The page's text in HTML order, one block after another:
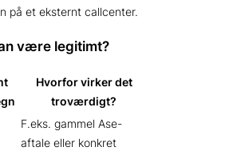
på et eksternt callcenter.
være legitimt?
Hvorfor virker det
troværdigt?
F.eks. gammel Ase-
aftale eller konkret